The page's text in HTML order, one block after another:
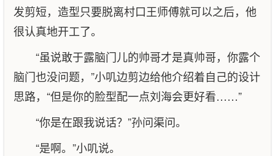
发剪短，造型只要脱离村口王师傅就可以之后，他
很认真地开工了。
“虽说敢于露脑门儿的帅哥才是真帅哥，你露个
脑门也没问题，”小叽边剪边给他介绍着自己的设计
思路，“但是你的脸型配一点刘海会更好看……”
“你是在跟我说话？”孙问渠问。
“是啊。”小叽说。